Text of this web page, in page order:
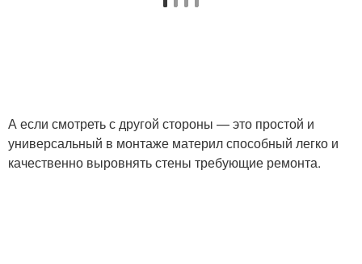
А если смотреть с другой стороны — это простой и
универсальный в монтаже материл способный легко и
качественно выровнять стены требующие ремонта.